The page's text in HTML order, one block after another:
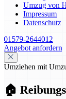
Umzug von
Impressum
Datenschutz
01579-2644012
Angebot anfordern
Umziehen mit
🏠